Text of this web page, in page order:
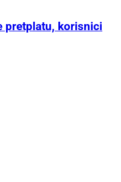
pretplatu, korisnici